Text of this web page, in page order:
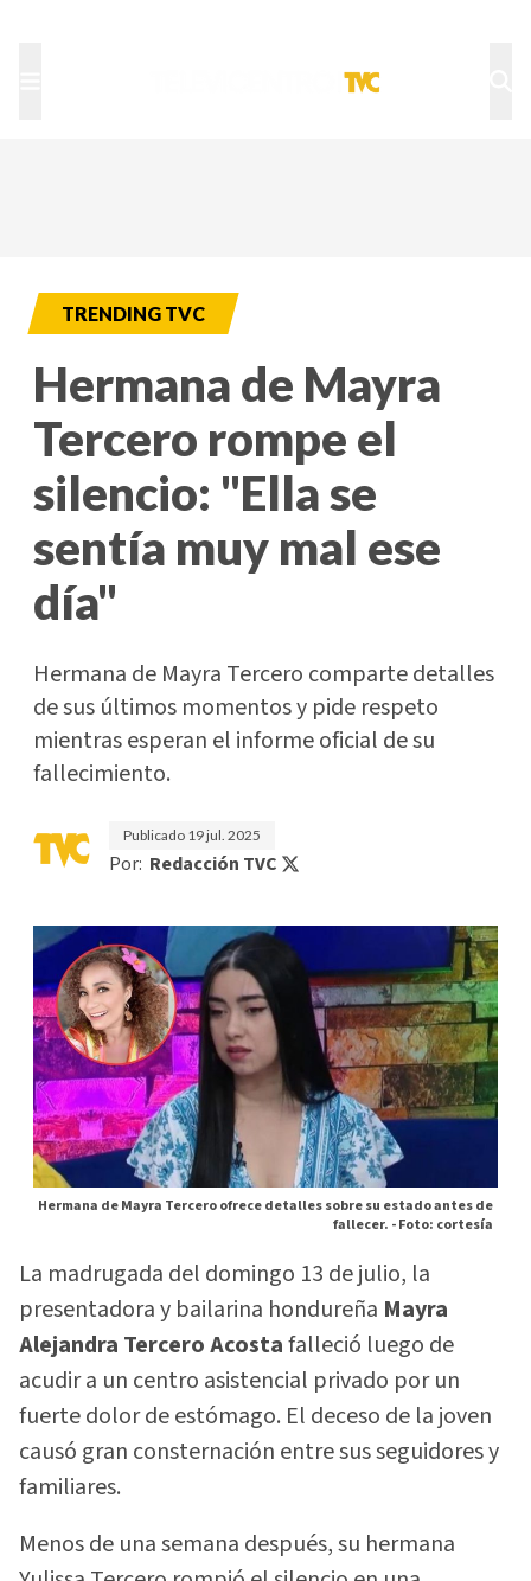
TRENDING TVC
Hermana de Mayra
Tercero rompe el
silencio: "Ella se
sentía muy mal ese
día"
Hermana de Mayra Tercero comparte detalles
de sus últimos momentos y pide respeto
mientras esperan el informe oficial de su
fallecimiento.
Publicado 19 jul. 2025
Por: Redacción TVC
Hermana de Mayra Tercero ofrece detalles sobre su estado antes de
fallecer. -Foto: cortesía
La madrugada del domingo 13 de julio, la
presentadora y bailarina hondureña Mayra
Alejandra Tercero Acostafalleció luego de
acudir a un centro asistencial privado por un
fuerte dolor de estómago. El deceso de la joven
causó gran consternación entre sus seguidores y
familiares.
Menos de una semana después, su hermana